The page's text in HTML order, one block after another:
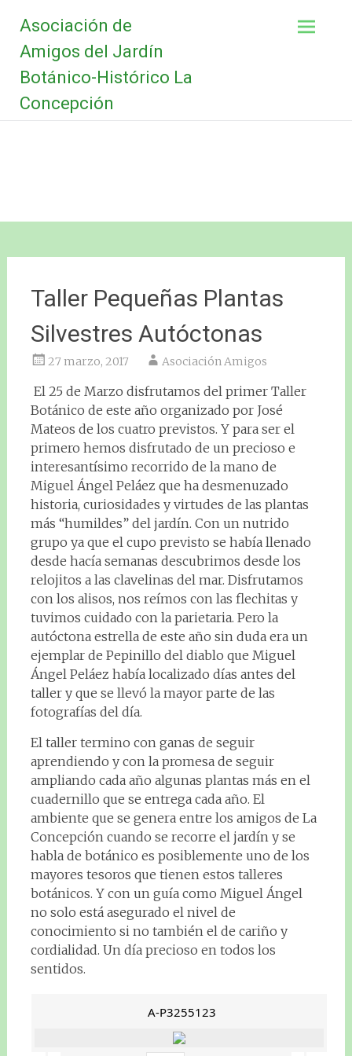
contenido
Asociación de
Amigos del Jardín
Botánico-Histórico La
Concepción
Taller Pequeñas Plantas
Silvestres Autóctonas
27 marzo, 2017 Asociación Amigos
El 25 de Marzo disfrutamos del primer Taller
Botánico de este año organizado por José
Mateos de los cuatro previstos. Y para ser el
primero hemos disfrutado de un precioso e
interesantísimo recorrido de la mano de
Miguel Ángel Peláez que ha desmenuzado
historia, curiosidades y virtudes de las plantas
más “humildes” del jardín. Con un nutrido
grupo ya que el cupo previsto se había llenado
desde hacía semanas descubrimos desde los
relojitos a las clavelinas del mar. Disfrutamos
con los alisos, nos reímos con las flechitas y
tuvimos cuidado con la parietaria. Pero la
autóctona estrella de este año sin duda era un
ejemplar de Pepinillo del diablo que Miguel
Ángel Peláez había localizado días antes del
taller y que se llevó la mayor parte de las
fotografías del día.
El taller termino con ganas de seguir
aprendiendo y con la promesa de seguir
ampliando cada año algunas plantas más en el
cuadernillo que se entrega cada año. El
ambiente que se genera entre los amigos de La
Concepción cuando se recorre el jardín y se
habla de botánico es posiblemente uno de los
mayores tesoros que tienen estos talleres
botánicos. Y con un guía como Miguel Ángel
no solo está asegurado el nivel de
conocimiento si no también el de cariño y
cordialidad. Un día precioso en todos los
sentidos.
A-P3255123